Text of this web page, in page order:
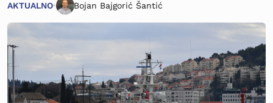
AKTUALNO Bojan Bajgorić Šantić